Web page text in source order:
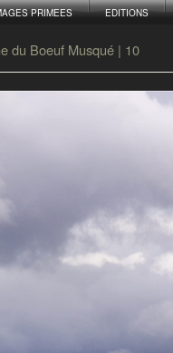
PRIMEES EDITIONS
du Boeuf Musqué | 10